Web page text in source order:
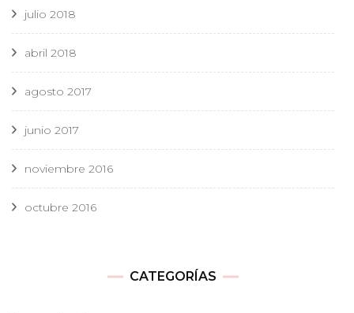
julio 2018
abril 2018
agosto 2017
junio 2017
noviembre 2016
octubre 2016
CATEGORÍAS